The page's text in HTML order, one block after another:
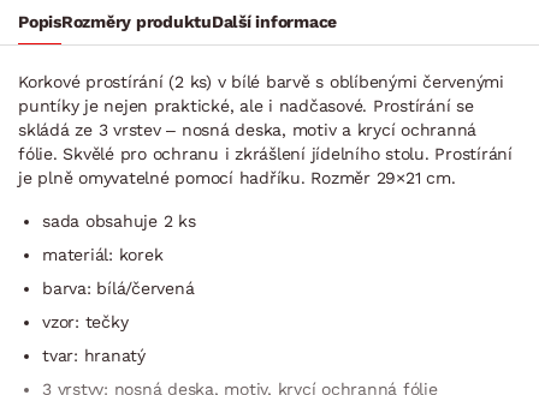
PopisRozměry produktuDalší informace
Korkové prostírání (2 ks) v bílé barvě s oblíbenými červenými
puntíky je nejen praktické, ale i nadčasové. Prostírání se
skládá ze 3 vrstev – nosná deska, motiv a krycí ochranná
fólie. Skvělé pro ochranu i zkrášlení jídelního stolu. Prostírání
je plně omyvatelné pomocí hadříku. Rozměr 29×21 cm.
sada obsahuje 2 ks
materiál: korek
barva: bílá/červená
vzor: tečky
tvar: hranatý
3 vrstvy: nosná deska, motiv, krycí ochranná fólie